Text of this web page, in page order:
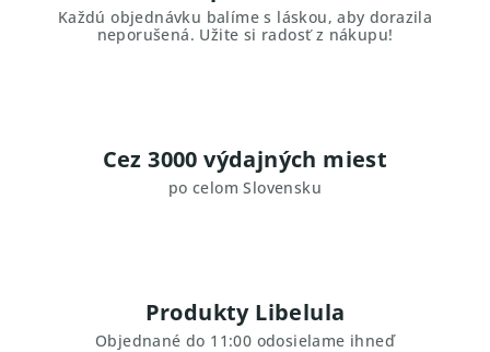
Každú objednávku balíme s láskou, aby dorazila
neporušená. Užite si radosť z nákupu!
Cez 3000 výdajných miest
po celom Slovensku
Produkty Libelula
Objednané do 11:00 odosielame ihneď